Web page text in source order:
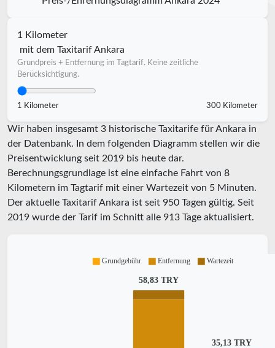
1 Kilometer
mit dem Taxitarif Ankara
Grundpreis + Entfernung im Tagtarif. Keine zeitliche
Berücksichtigung.
1 Kilometer 300 Kilometer
Wir haben insgesamt 3 historische Taxitarife für Ankara in
der Datenbank. In dem folgenden Diagramm stellen wir die
Preisentwicklung seit 2019 bis heute dar.
Berechnungsgrundlage ist eine einfache Fahrt von 8
Kilometern im Tagtarif mit einer Wartezeit von 5 Minuten.
Der aktuelle Taxitarif Ankara ist seit 950 Tagen gültig. Seit
2019 wurde der Tarif im Schnitt alle 913 Tage aktualisiert.
58,83 TRY
35,13 TRY
Grundgebühr Entfernung Wartezeit